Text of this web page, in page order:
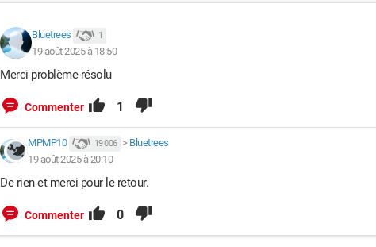
Bluetrees 1
19 août 2025 à 18:50
Merci problème résolu
Commenter 1
MPMP10 19 006 > Bluetrees
19 août 2025 à 20:10
De rien et merci pour le retour.
Commenter 0